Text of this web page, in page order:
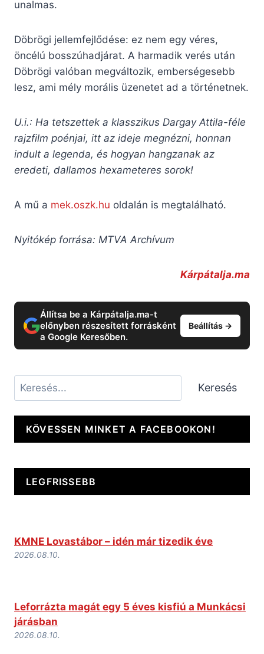
unalmas.
Döbrögi jellemfejlődése: ez nem egy véres,
öncélú bosszúhadjárat. A harmadik verés után
Döbrögi valóban megváltozik, emberségesebb
lesz, ami mély morális üzenetet ad a történetnek.
U.i.: Ha tetszettek a klasszikus Dargay Attila-féle
rajzfilm poénjai, itt az ideje megnézni, honnan
indult a legenda, és hogyan hangzanak az
eredeti, dallamos hexameteres sorok!
A mű a mek.oszk.hu oldalán is megtalálható.
Nyitókép forrása: MTVA Archívum
Kárpátalja.ma
Állítsa be a Kárpátalja.ma-t
előnyben részesített forrásként
a Google Keresőben.
Beállítás →
Keresés Keresés
KÖVESSEN MINKET A FACEBOOKON!
LEGFRISSEBB
KMNE Lovastábor – idén már tizedik éve
2026.08.10.
Leforrázta magát egy 5 éves kisfiú a Munkácsi
járásban
2026.08.10.